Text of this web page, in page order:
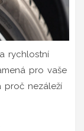
rychlostní
pro vaše
proč nezáleží